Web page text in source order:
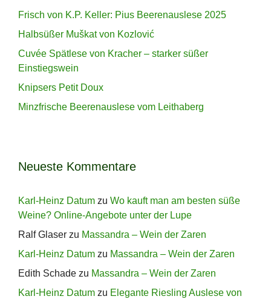
Frisch von K.P. Keller: Pius Beerenauslese 2025
Halbsüßer Muškat von Kozlović
Cuvée Spätlese von Kracher – starker süßer
Einstiegswein
Knipsers Petit Doux
Minzfrische Beerenauslese vom Leithaberg
Neueste Kommentare
Karl-Heinz Datum zu Wo kauft man am besten süße
Weine? Online-Angebote unter der Lupe
Ralf Glaser zu Massandra – Wein der Zaren
Karl-Heinz Datum zu Massandra – Wein der Zaren
Edith Schade zu Massandra – Wein der Zaren
Karl-Heinz Datum zu Elegante Riesling Auslese von